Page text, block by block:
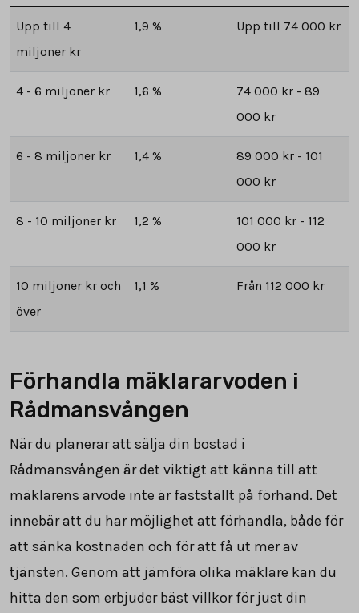
Upp till 4
miljoner kr
1,9 % Upp till 74 000 kr
4 - 6 miljoner kr 1,6 %
74 000 kr - 89
000 kr
6 - 8 miljoner kr 1,4 %
89 000 kr - 101
000 kr
8 - 10 miljoner kr 1,2 %
101 000 kr - 112
000 kr
10 miljoner kr och
över
1,1 % Från 112 000 kr
Förhandla mäklararvoden i
Rådmansvången
När du planerar att sälja din bostad i
Rådmansvången är det viktigt att känna till att
mäklarens arvode inte är fastställt på förhand. Det
innebär att du har möjlighet att förhandla, både för
att sänka kostnaden och för att få ut mer av
tjänsten. Genom att jämföra olika mäklare kan du
hitta den som erbjuder bäst villkor för just din